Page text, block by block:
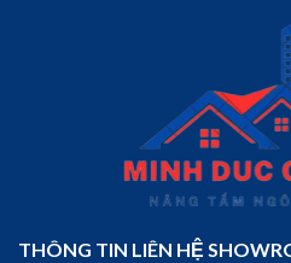
THÔNG TIN LIÊN HỆ